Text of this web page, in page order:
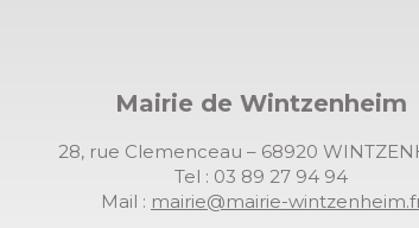
Mairie de Wintzenheim
28, rue Clemenceau – 68920
Tel : 03 89 27 94 94
Mail : mairie@mairie-